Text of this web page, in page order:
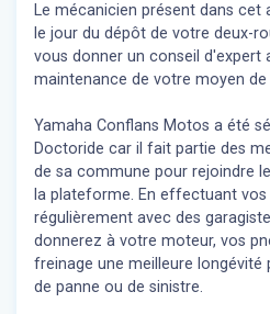
Le mécanicien présent dans
le jour du dépôt de votre deux-
vous donner un conseil d'expert
maintenance de votre moyen de
Yamaha Conflans Motos a été
Doctoride car il fait partie des
de sa commune pour rejoindre
la plateforme. En effectuant
régulièrement avec des
donnerez à votre moteur, vos
freinage une meilleure longévité
de panne ou de sinistre.